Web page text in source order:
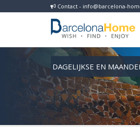
Contact - info@barcelona-
DAGELIJKSE EN